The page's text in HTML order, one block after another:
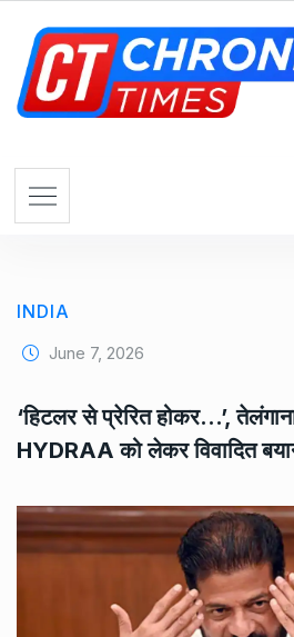
INDIA
June 7, 2026
‘हिटलर से प्रेरित होकर…’,
HYDRAA को लेकर विवादित